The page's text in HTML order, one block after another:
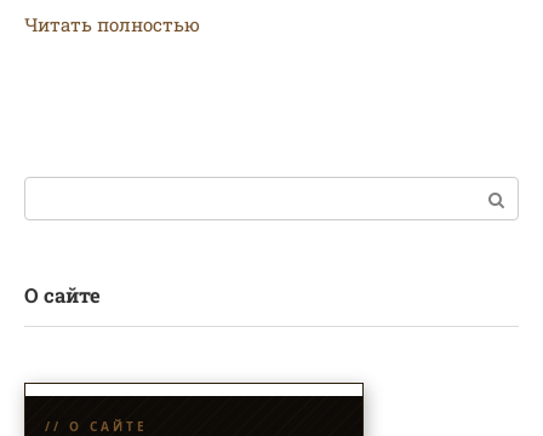
Читать полностью
Поиск:
О сайте
// О САЙТЕ